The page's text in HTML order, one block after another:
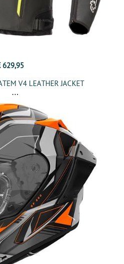
629,95
V4 LEATHER JACKET